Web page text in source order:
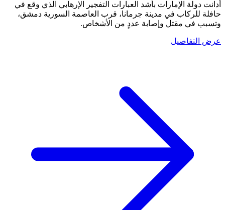
أدانت دولة الإمارات بأشد العبارات التفجير الإرهابي الذي وقع في
حافلة للركاب في مدينة جرمانا، قرب العاصمة السورية دمشق،
وتسبب في مقتل وإصابة عددٍ من الأشخاص.
عرض التفاصيل